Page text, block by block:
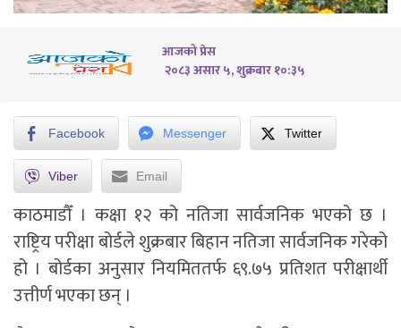
आजको प्रेस
२०८३ असार ५, शुक्रबार १०:३५
Facebook Messenger Twitter
Viber Email
काठमाडौँ । कक्षा १२ को नतिजा सार्वजनिक भएको छ ।
राष्ट्रिय परीक्षा बोर्डले शुक्रबार बिहान नतिजा सार्वजनिक गरेको
हो । बोर्डका अनुसार नियमिततर्फ ६९.७५ प्रतिशत परीक्षार्थी
उत्तीर्ण भएका छन् ।